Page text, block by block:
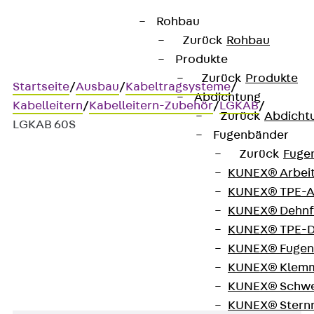
Rohbau
Zurück Rohbau
Produkte
Zurück Produkte
Abdichtung
Zurück
Fugenbänder
Zurück
KUNEX®
KUNEX®
KUNEX®
KUNEX®
KUNEX®
KUNEX®
KUNEX®
KUNEX®
Startseite/Ausbau/Kabeltragsysteme/
Kabelleitern/Kabelleitern-Zubehör/LGKAB/
LGKAB 60S
Kabelabgangsblech
Kabelleiter-Abgangsblech